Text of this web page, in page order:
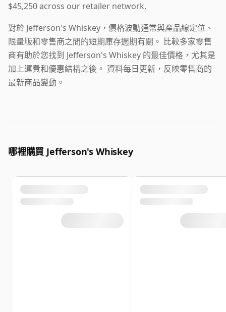
$45,250 across our retailer network.
對於 Jefferson's Whiskey，價格波動通常與產品線定位、
限量版和零售商之間的短期庫存週期有關。 比較多家零售
商有助於您找到 Jefferson's Whiskey 的最佳價格，尤其是
加上運費和優惠結構之後。 資料每日更新，反映零售商的
最新商品變動。
哪裡購買 Jefferson's Whiskey